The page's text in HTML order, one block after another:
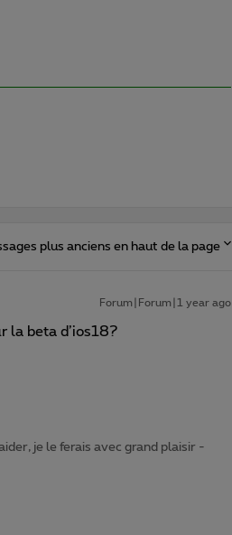
plus anciens en haut de la page
Forum|Forum|1 year ago
la beta d’ios18?
je le ferais avec grand plaisir -